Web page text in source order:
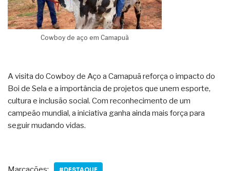
Cowboy de aço em Camapuã
A visita do Cowboy de Aço a Camapuã reforça o impacto do
Boi de Sela e a importância de projetos que unem esporte,
cultura e inclusão social. Com reconhecimento de um
campeão mundial, a iniciativa ganha ainda mais força para
seguir mudando vidas.